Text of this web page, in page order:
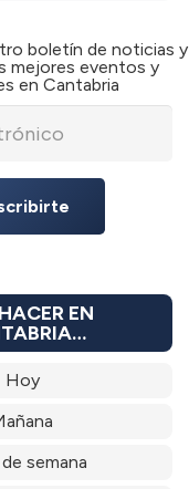
boletín de noticias y
mejores eventos y
en Cantabria
EN
Hoy
semana